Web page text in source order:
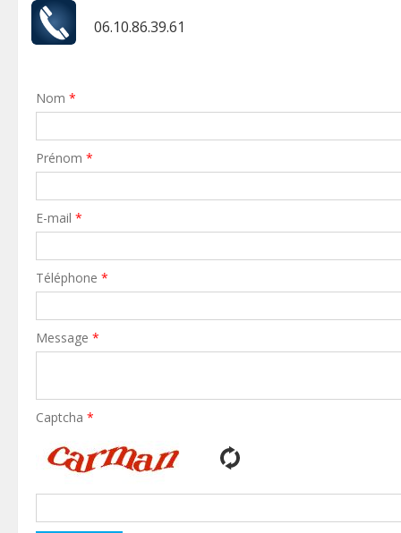
06.10.86.39.61
Nom *
Prénom *
E-mail *
Téléphone *
Message *
Captcha *